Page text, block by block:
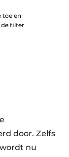
toe en
de filter
door. Zelfs
nu